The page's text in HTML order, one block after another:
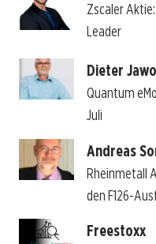
Zscaler
Leader
Dieter
Quantum
Juli
Andreas
Rheinmetall
den F126-
Freestoxx